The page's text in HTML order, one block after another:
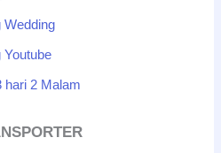
Wedding
Youtube
hari 2 Malam